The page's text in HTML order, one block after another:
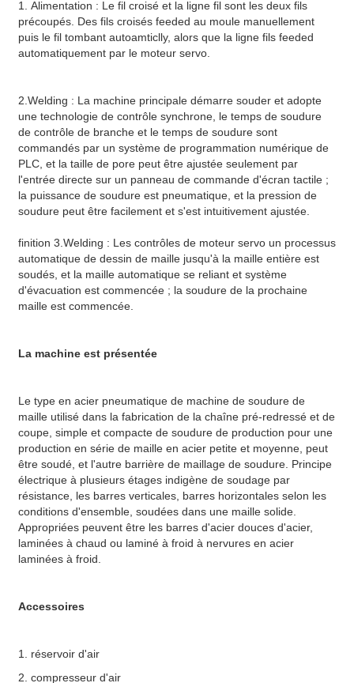
1. Alimentation : Le fil croisé et la ligne fil sont les deux fils
précoupés. Des fils croisés feeded au moule manuellement
puis le fil tombant autoamticlly, alors que la ligne fils feeded
automatiquement par le moteur servo.
2.Welding : La machine principale démarre souder et adopte
une technologie de contrôle synchrone, le temps de soudure
de contrôle de branche et le temps de soudure sont
commandés par un système de programmation numérique de
PLC, et la taille de pore peut être ajustée seulement par
l'entrée directe sur un panneau de commande d'écran tactile ;
la puissance de soudure est pneumatique, et la pression de
soudure peut être facilement et s'est intuitivement ajustée.
finition 3.Welding : Les contrôles de moteur servo un processus
automatique de dessin de maille jusqu'à la maille entière est
soudés, et la maille automatique se reliant et système
d'évacuation est commencée ; la soudure de la prochaine
maille est commencée.
La machine est présentée
Le type en acier pneumatique de machine de soudure de
maille utilisé dans la fabrication de la chaîne pré-redressé et de
coupe, simple et compacte de soudure de production pour une
production en série de maille en acier petite et moyenne, peut
être soudé, et l'autre barrière de maillage de soudure. Principe
électrique à plusieurs étages indigène de soudage par
résistance, les barres verticales, barres horizontales selon les
conditions d'ensemble, soudées dans une maille solide.
Appropriées peuvent être les barres d'acier douces d'acier,
laminées à chaud ou laminé à froid à nervures en acier
laminées à froid.
Accessoires
1. réservoir d'air
2. compresseur d'air